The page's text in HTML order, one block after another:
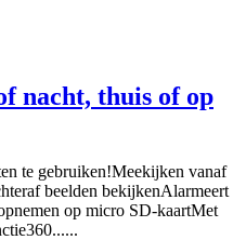
nacht, thuis of op
te gebruiken!Meekijken vanaf
beelden bekijkenAlarmeert
op micro SD-kaartMet